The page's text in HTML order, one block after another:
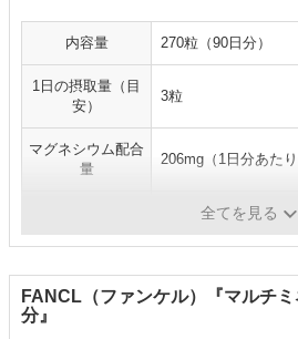
内容量 270粒（90日分）
1日の摂取量（目
安）
3粒
マグネシウム配合
量
206mg（1日分あたり
カプセル全てを見る
FANCL（ファンケル）『マルチミ
分』